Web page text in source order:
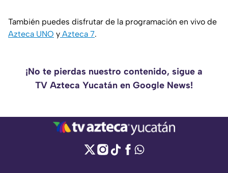
También puedes disfrutar de la programación en vivo de
Azteca UNO y Azteca 7.
¡No te pierdas nuestro contenido, sigue a
TV Azteca Yucatán en Google News!